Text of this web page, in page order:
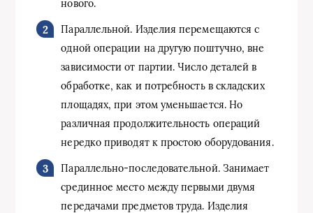
нового.
Параллельной. Изделия перемещаются с
одной операции на другую поштучно, вне
зависимости от партии. Число деталей в
обработке, как и потребность в складских
площадях, при этом уменьшается. Но
различная продолжительность операций
нередко приводят к простою оборудования.
Параллельно-последовательной. Занимает
срединное место между первыми двумя
передачами предметов труда. Изделия